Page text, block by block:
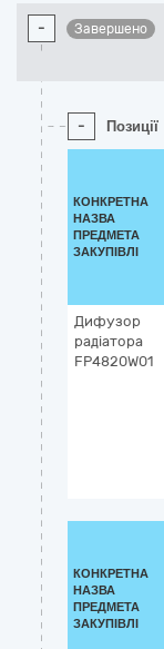
- Завершено
- Позиції
КОНКРЕТНА
НАЗВА
ПРЕДМЕТА
ЗАКУПІВЛІ
Дифузор
радіатора
FP4820W01
КОНКРЕТНА
НАЗВА
ПРЕДМЕТА
ЗАКУПІВЛІ